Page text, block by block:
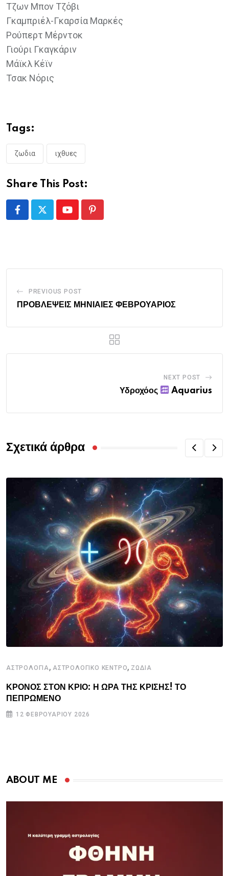
Τζων Μπον Τζόβι
Γκαμπριέλ-Γκαρσία Μαρκές
Ρούπερτ Μέρντοκ
Γιούρι Γκαγκάριν
Μάϊκλ Κέϊν
Τσακ Νόρις
Tags:
ζωδια ιχθυες
Share This Post:
YoutubePinterest
PREVIOUS POST
ΠΡΟΒΛΕΨΕΙΣ ΜΗΝΙΑΙΕΣ ΦΕΒΡΟΥΑΡΙΟΣ
NEXT POST
Υδροχόος Aquarius
Σχετικά άρθρα
ΑΣΤΡΟΛΟΓΙΑ, ΑΣΤΡΟΛΟΓΙΚΟ ΚΕΝΤΡΟ, ΖΩΔΙΑ
ΚΡΟΝΟΣ ΣΤΟΝ ΚΡΙΟ: Η ΩΡΑ ΤΗΣ ΚΡΙΣΗΣ! ΤΟ
ΠΕΠΡΩΜΕΝΟ
12 ΦΕΒΡΟΥΑΡΊΟΥ 2026
ABOUT ME